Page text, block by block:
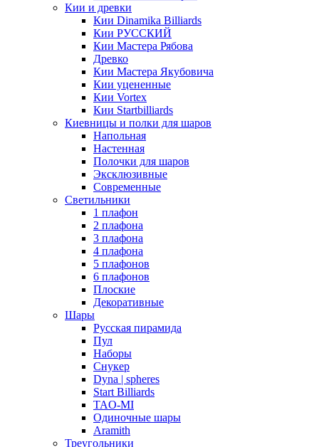
Кии и древки
Кии Dinamika Billiards
Кии РУССКИЙ
Кии Мастера Рябова
Древко
Кии Мастера Якубовича
Кии уцененные
Кии Vortex
Кии Startbilliards
Киевницы и полки для шаров
Напольная
Настенная
Полочки для шаров
Эксклюзивные
Современные
Светильники
1 плафон
2 плафона
3 плафона
4 плафона
5 плафонов
6 плафонов
Плоские
Декоративные
Шары
Русская пирамида
Пул
Наборы
Снукер
Dyna | spheres
Start Billiards
TAO-MI
Одиночные шары
Aramith
Треугольники